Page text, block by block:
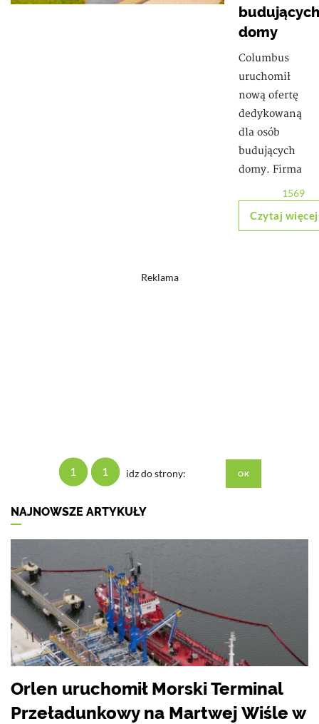
budujących
domy
Columbus
uruchomił
nową ofertę
dedykowaną
dla osób
budujących
domy. Firma
1569
Czytaj więcej
Reklama
1 1 idz do strony:
NAJNOWSZE ARTYKUŁY
Orlen uruchomił Morski Terminal
Przeładunkowy na Martwej Wiśle w